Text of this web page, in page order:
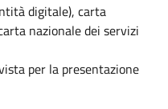
digitale), carta
nazionale dei servizi
per la presentazione